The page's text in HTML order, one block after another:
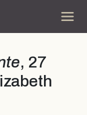
, 27